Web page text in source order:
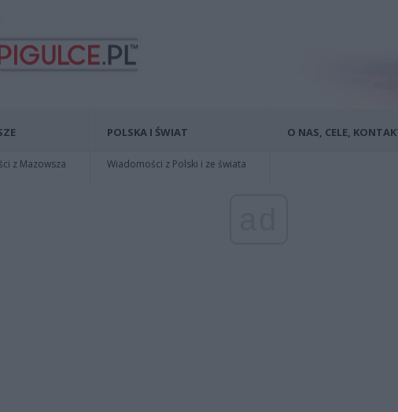
z Mazowsza
POLSKA I ŚWIAT
Wiadomości z Polski i ze świata
O NAS, CELE,